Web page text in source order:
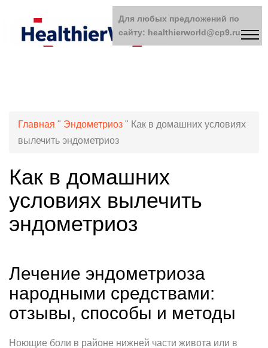
Главная " Эндометриоз " Как в домашних условиях
вылечить эндометриоз
Как в домашних
условиях вылечить
эндометриоз
Лечение эндометриоза
народными средствами:
отзывы, способы и методы
Ноющие боли в районе нижней части живота или в
Для любых предложений по
сайту: healthierworld@cp9.ru